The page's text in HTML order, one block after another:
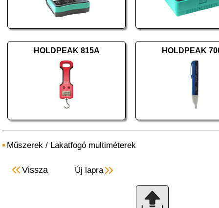
HOLDPEAK 815A HOLDPEAK
Műszerek / Lakatfogó multiméterek
Vissza Új lapra